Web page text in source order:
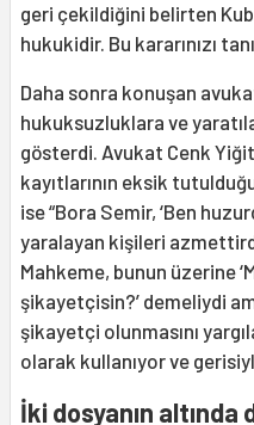
geri çekildiğini belirten
hukukidir. Bu kararınızı
Daha sonra konuşan
hukuksuzluklara ve
gösterdi. Avukat Cenk
kayıtlarının eksik
ise “Bora Semir, ‘Ben
yaralayan kişileri
Mahkeme, bunun üzerine
şikayetçisin?’ demeliydi
şikayetçi olunmasını
olarak kullanıyor ve
İki dosyanın